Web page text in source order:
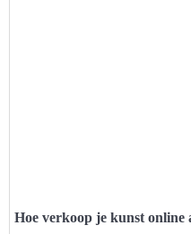
Hoe verkoop je kunst online